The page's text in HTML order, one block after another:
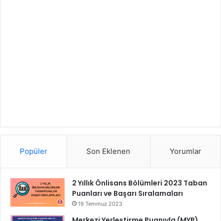
Popüler Son Eklenen Yorumlar
2 Yıllık Önlisans Bölümleri 2023 Taban
Puanları ve Başarı Sıralamaları
19 Temmuz 2023